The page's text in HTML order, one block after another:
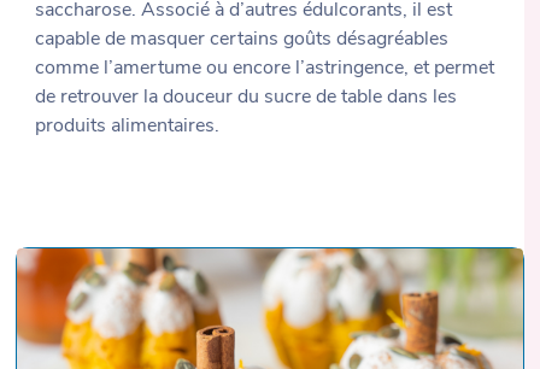
saccharose. Associé à d’autres édulcorants, il est
capable de masquer certains goûts désagréables
comme l’amertume ou encore l’astringence, et permet
de retrouver la douceur du sucre de table dans les
produits alimentaires.